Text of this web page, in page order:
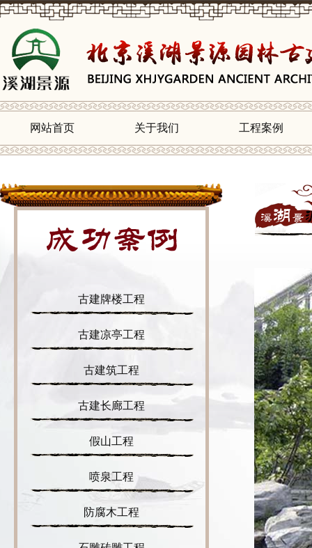
网站首页 关于我们 工程案例
古建牌楼工程
古建凉亭工程
古建筑工程
古建长廊工程
假山工程
喷泉工程
防腐木工程